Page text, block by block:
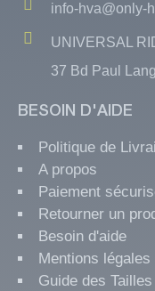
info-hva@only-
UNIVERSAL
37 Bd Paul
BESOIN D'AIDE
Politique de
A propos
Paiement
Retourner un
Besoin d'aide
Mentions légales
Guide des Tailles